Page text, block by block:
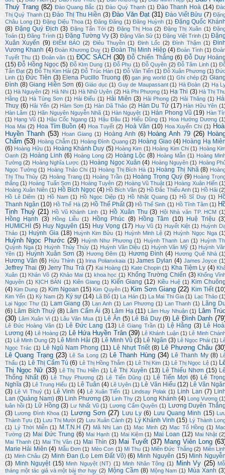
Thuỳ Trang (82) Đào Quang Bắc (1) Đào Quý Thạnh (1) Đào Thanh Hoà (14)
Thị Quý Thanh (1) Đào Thị Thu Hiền (3) Đào Văn Đạt (31) Đào Viết Bửu (7)
Châu Long (1) Đặng Diệu Thoa (1) Đăng Đăng (1) Đăng Huỳnh (1) Đặng Quốc
(8) Đặng Quý Địch (3) Đặng Tấn Tới (2) Đặng Thị Hoa (2) Đặng Thị Xuân (1)
Toán (1) Đăng Trình (1) Đặng Tường Vy (3) Đặng Văn Sử (1) Đặng Việt Trinh (1)
Xuân Xuyến (9) ĐIỂM BÁO (2) Điêu Thuyền (1) Đinh Lốc (2) Đình Thậm (1)
Vương Khanh (4) Đoàn Khương Duy (1) Đoàn Thị Minh Hiệp (4) Đoàn Tình (1)
Tuyết Thu (1) Đoản văn (1) ĐỌC SÁCH (30) Đỗ Chiến Thắng (6) Đỗ Duy
(15) Đỗ Hồng Ngọc (5) Đỗ KIm Dung (1) Đỗ Phu (1) Đỗ Quyên (2) Đỗ Tâm Linh (1)
Tấn Đạt (2) Đỗ Thị Kim Hải (2) Đỗ Trúc Hàn (1) Đỗ Văn Tiến (1) Đỗ Xuân Phương (1)
Linh (1) Đức Tiên (3) Elena Pucillo Truong (6) gan jing world (1) Ghi chép (2)
Đình (8) Giang Hiền Sơn (6) Giáo dục (1) Guy de Maupassant (1) Hà Đoàn (2) Hạ
(1) Hà Nguyên (2) Hà Nhi (1) Hà Nhữ Uyên (2) Hà Phi Phượng (1) Hạ Thi (3) Hà Thị
Hằng (1) Hà Tùng Sơn (1) Hải Điểu (1) Hải Miên (3) Hải Phong (2) Hải Thăng (1)
Thuỵ (6) Hải Yến (2) Hàm Sơn (1) Hàn Dã Thảo (2) Hàn Du Tử (17) Hàn Hữu Yên
Hàn Lâm (1) Hãn Nguyên Nguyễn Nhã (1) Hàn Nguyệt (1) Hàn Phong Vũ (19) Hàn
(1) Hạng Vũ (1) Hậu Cốc Ngang (1) Hậu Đậu (1) Hiếu Dũng (1) Hoa Hướng Dương
Hoa Mai (2) Hoa Tím Buồn (4) Hoa Tuyết (2) Hoà Văn (10) Hoa Xuyến Chi (1)
Huyền Thanh (53) Hoan Giang (1) Hoàng Anh (6) Hoàng Anh 79 (26)
Chẩm (53) Hoàng Chẫm (1) Hoàng Đình Quang (2) Hoàng Giao (4) Hoàng Hạ
(6) Hoàng Hữu (1) Hoàng Khánh Duy (5) Hoàng Kim (1) Hoàng Kim Chi (1) Hoàng
Oanh (2) Hoàng Linh (6) Hoàng Long (2) Hoàng Lộc (8) Hoàng Mẫn (1) Hoàng
Tường (2) Hoàng Nghĩa Lược (1) Hoàng Ngọc Xuân (4) Hoàng Nguyên (1) Hoàng
Ngọc Tường (1) Hoàng Thảo Chi (1) Hoàng Thị Bích Hà (1) Hoàng Thị Nhã (8)
Thị Thu Thủy (2) Hoàng Trang (1) Hoàng Trần (1) Hoàng Trọng Quý (9) Hoàng
thắng (1) Hoàng Tuấn Sơn (1) Hoàng Tuyên (2) Hoàng Vũ Thuật (1) Hoàng Xuân Hiến
Hoàng Xuân Niên (1) Hồ Bích Ngọc (4) Hồ Bích Vân (2) Hồ Đắc Thiếu Anh (1) Hồ Hải
Hồ Lê Diêm (1) Hồ Nam (1) Hồ Ngọc Diệp (1) Hồ Nhật Quang (1) Hồ Sĩ Duy (1)
Thanh Ngân (10) Hồ Thế Hà (2) Hồ Thế Phất (3) Hồ Thế Sinh (1) Hồ Tĩnh Tâm (1)
Tịnh Thuỷ (21) Hồ Vũ Khánh Linh (1) Hồ Xuân Thu (3) Hội Nhà văn TP. HCM
Hồng Hạnh (3) Hồng Liễu (1) Hồng Phúc (8) Hồng Tâm (10) Huệ Triệu
HUMICHI (5) Huy Nguyên (15) Huy Vọng (17) Huy Vũ (1) Huyết Kiệt (1) Huỳnh
Thảo (1) Huỳnh Gia (18) Huỳnh Kim Bửu (1) Huỳnh Minh Lệ (2) Huỳnh Ngọc Nga
Huỳnh Ngọc Phước (29) Huỳnh Như Phương (1) Huỳnh Thanh Lan (1)
Huỳnh
Quỳnh Nga (1) Huỳnh Thúy Thúy (1) Huỳnh Văn Diệu (1) Huỳnh Văn Mỹ (1) Huỳnh
Yên (1) Huỳnh Xuân Sơn (3) Hương Đêm (1) Hương Đình (4) Hương Quê Nhà
Hương Văn (6) Hửu Thỉnh (1) Irina Polianxkaia (1) James Dylan (4) James Joyce
Jeffrey Thai (9) Jerry Thu Trà (7) Kai Hoàng (1) Kate Chopin (1) Kha Tiệm Ly (4)
Xuân (1) Khán Võ (2) Khảo Mai (1) khoa học (1) Khổng Trường Chiến (3) Khổng
Nguyên (1) KỊCH BẢN (1) Kiên Giang (1) Kiến Giang (12) Kiều Huệ (1) Kim
(4) Kim Dung (2) Kim Ngoan (15) Kim Quyên (1) Kim Sơn Giang (22) Kim Tiết
Kim Yến (1) Kỳ Nam (2) Ký sự (14) Lã Bố (1) La Hán (1) La Mai Thi Gia (1) Lạc Thảo
Lại Ngọc Thư (1) Lam Giang (3) Lan Anh (1) Lan Phương (1) Lan Thanh (1) Lãng
(6) Lâm Bích Thuỷ (8) Lâm Cẩm Ái (3) Lâm Hạ (11) Lâm Huy Nhuận (1) Lâm
(30) Lâm Xuân Vi (1) Lâu Văn Mua (1) Lê Ân (5) Lê Bá Duy (9) Lê Đình Danh
Lê Đức Hoàng Vân (1) Lê Đức Lang (13) Lê Giang Trần (1) Lệ Hằng (3) Lê
Lương (4) Lê Hoàng (2) Lê Hứa Huyền Trân (39) Lê Khánh Luận (1) Lê Minh
(1) Lê Minh Dung (2) Lê Minh Hải (3) Lê Minh Vũ (3) Lê Ngân (3) Lê Ngọc Phái (1)
Ngọc Trác (1) Lê Ngũ Nam Phong (11) Lê Nhựt Triết (8) Lê Phương Châu
Lê Quang Trạng (23) Lê Sa Long (2) Lê Thanh Hùng (34) Lê Thanh My (8)
Thấu (1) Lê Thị Cẩm Tú (6) Lê Thị Hồng Thắm (1) Lê Thị Kim (1) Lê Thị Ngọc Lệ (1)
Thị Ngọc Nữ (33) Lê Thị Thu Hiền (1) Lê Thị Xuyên (13) Lê Thiếu Nhơn (15)
Thống Nhất (6) Lê Thụy Phương (2) Lê Tiến Dũng (1) Lê Tiến Mợi (6) Lê
Nghĩa (3) Lê Trung Hiếu (1) Lê Tuân (4) Lê Uyên (1) Lê Văn Hiếu (12) Lê Văn
(3) Lê Vi Thuỷ (1) Lê Vinh (4) Lê Xuân Tiến (1) Lindsay Polak (1) Linh Lan (7)
Lan (Quảng Nam) (8) Linh Phương (3) Linh Thy (2) Long Khánh (4) Long Vương
luân hồi (1) Lữ Hồng (3) Lư Nhất Vũ (1) Lương Cẩm Quyên (1) Lương Duyên
(3) Lương Đình Khoa (1) Lương Sơn (27) Lưu Ly (6) Lưu Quang Minh (15)
Thành Tựu (1) Lưu Thị Mười (2) Lưu Xuân Cảnh (2) Lý Khánh Vinh (15) Lý Thành
(1)
Lý Thời Miễn (1) M.T.N.H (7) Mã Nhị Lan (1) Mạc Minh (2) Mạc Tố Hồng (1)
Tường (2) Mai Đức Trung (6) Mai Hạnh (1) Mai Kiệm (1) Mai Loan (12) Mai Nhật
Mai Thanh (1) Mai Thị Vân (1) Mai Thìn (3) Mai Tuyết (37) Mang Viên Long
Marie Hải Miên (4) Mẫu Đơn (1) Mèo Con (1) Mi Thu (1) Miên Đức Thắng (2) Miên
(1) Minh Châu (2) Minh Đan (Lọ Lem Đất Võ) (6) Minh Nguyên (15) Minh
(3) Minh Nguyệt (15) Minh Nguyệt (NT) (1) Minh Nhân Tông (1) Minh Vy (25)
tháng một tác giả và một bài thơ hay (2) Mộng Cầm (8) Mộng Nam (1) Mùa Xanh